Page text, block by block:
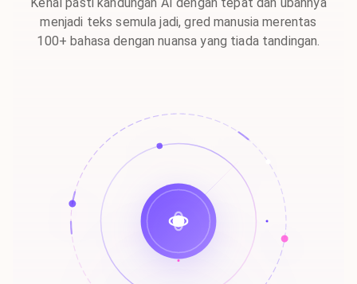
menjadi teks semula jadi, gred manusia merentas
100+ bahasa dengan nuansa yang tiada tandingan.